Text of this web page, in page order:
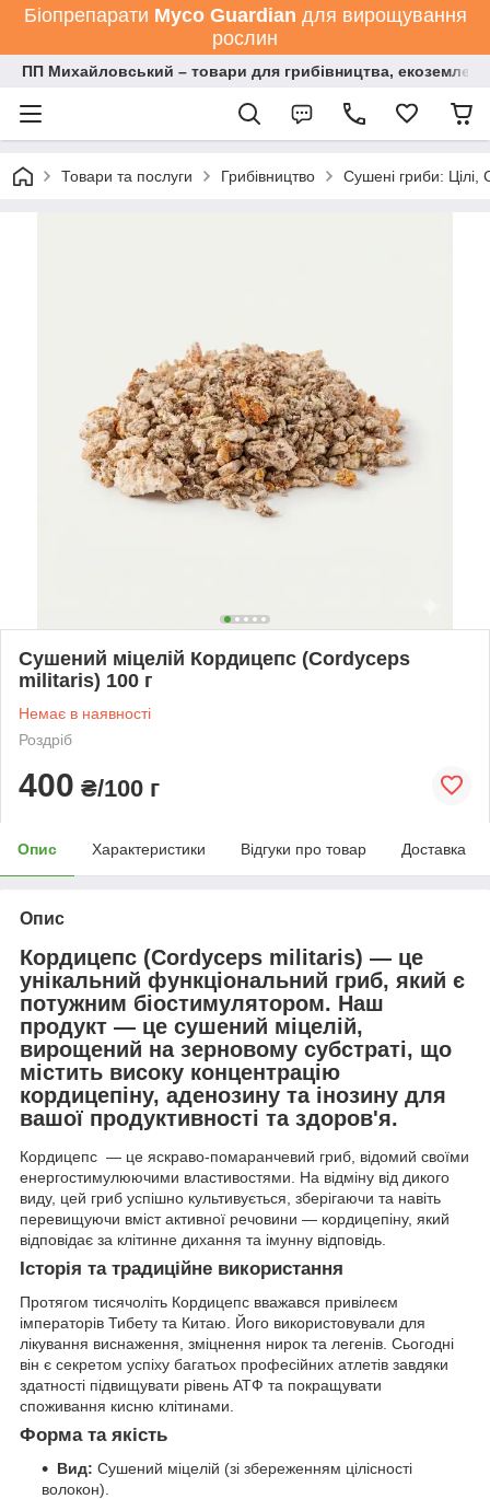
Біопрепарати Мyco Guardian для вирощування
рослин
ПП Михайловський – товари для грибівництва,
Товари та послуги Грибівництво Сушені гриби:
Сушений міцелій Кордицепс (Cordyceps
militaris) 100 г
Немає в наявності
Роздріб
400 ₴/100 г
Опис Характеристики Відгуки про товар Доставка
Опис
Кордицепс (Cordyceps militaris) — це
унікальний функціональний гриб, який є
потужним біостимулятором. Наш
продукт — це сушений міцелій,
вирощений на зерновому субстраті, що
містить високу концентрацію
кордицепіну, аденозину та інозину для
вашої продуктивності та здоров'я.
Кордицепс — це яскраво-помаранчевий гриб, відомий своїми
енергостимулюючими властивостями. На відміну від дикого
виду, цей гриб успішно культивується, зберігаючи та навіть
перевищуючи вміст активної речовини — кордицепіну, який
відповідає за клітинне дихання та імунну відповідь.
Історія та традиційне використання
Протягом тисячоліть Кордицепс вважався привілеєм
імператорів Тибету та Китаю. Його використовували для
лікування виснаження, зміцнення нирок та легенів. Сьогодні
він є секретом успіху багатьох професійних атлетів завдяки
здатності підвищувати рівень АТФ та покращувати
споживання кисню клітинами.
Форма та якість
Вид: Сушений міцелій (зі збереженням цілісності
волокон).